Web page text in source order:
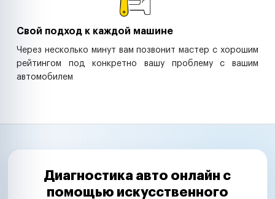
Свой подход к каждой машине
Через несколько минут вам позвонит мастер с хорошим
рейтингом под конкретно вашу проблему с вашим
автомобилем
Диагностика авто онлайн с
помощью искусственного